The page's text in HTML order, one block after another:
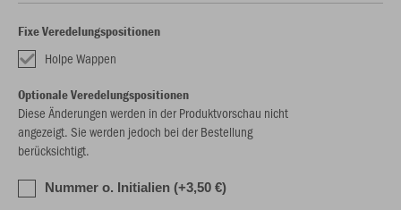
Fixe Veredelungspositionen
Holpe Wappen
Optionale Veredelungspositionen
Diese Änderungen werden in der Produktvorschau nicht
angezeigt. Sie werden jedoch bei der Bestellung
berücksichtigt.
Nummer o. Initialien (+3,50 €)